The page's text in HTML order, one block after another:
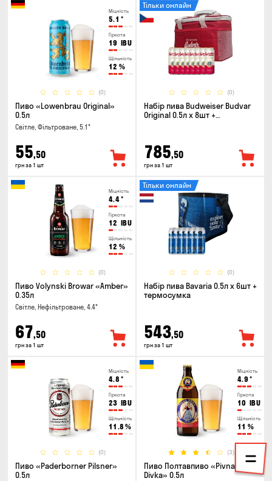
Міцність
5.1 °
Гіркота
19 IBU
Щільність
12 %
(0)
Пиво «Lowenbrau Original»
0.5л
Світле, Фільтроване, 5.1°
55,50
грн за 1 шт
(0)
Тільки онлайн
Набір пива Budweiser Budvar
Original 0.5л х 8шт +
785,50
грн за 1 шт
Міцність
4.4°
Гіркота
12 IBU
Щільність
12 %
(0)
Пиво Volynski Browar «Amber»
0.35л
Світле, Нефільтроване, 4.4°
67,50
грн за 1 шт
(0)
Тільки онлайн
Набір пива Bavaria 0.5л х 6шт +
термосумка
543,50
грн за 1 шт
Міцність
4.8 °
Гіркота
23 IBU
Щільність
11.8 %
(0)
Пиво «Paderborner Pilsner»
0.5л
Міцність
4.9 °
Гіркота
10 IBU
Щільність
11 %
(3)
Пиво Полтавпиво «Pivna
Divka» 0.5л